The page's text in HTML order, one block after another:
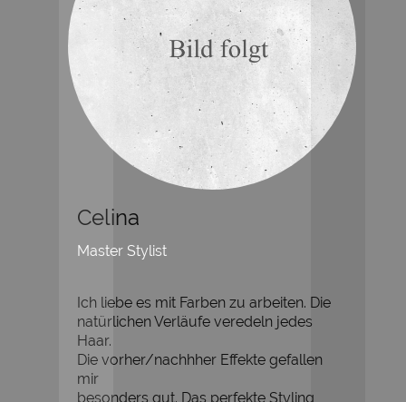
Celina
Master Stylist
Ich liebe es mit Farben zu arbeiten. Die
natürlichen Verläufe veredeln jedes
Haar.
Die vorher/nachhher Effekte gefallen
mir
besonders gut. Das perfekte Styling,